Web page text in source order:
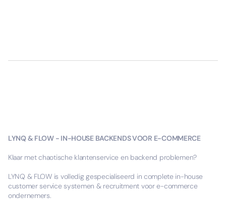
LYNQ & FLOW - IN-HOUSE BACKENDS VOOR E-COMMERCE
Klaar met chaotische klantenservice en backend problemen?
LYNQ & FLOW is volledig gespecialiseerd in complete in-house
customer service systemen & recruitment voor e-commerce
ondernemers.